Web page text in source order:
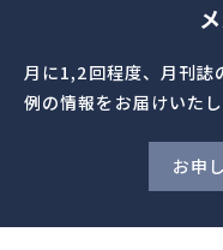
月に1,2回程度、月刊誌
例の情報をお届けいたし
お申